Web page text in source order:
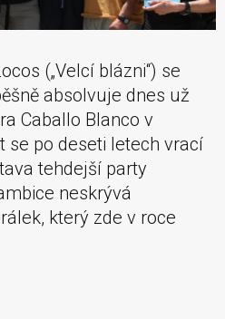
(„Velcí blázni“) se
absolvuje dnes už
Caballo Blanco v
se po deseti letech vrací
tehdejší party
neskrývá
který zde v roce